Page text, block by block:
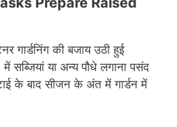
गार्डनिंग की बजाय उठी हुई
में सब्जियां या अन्य पौधे लगाना पसंद
के बाद सीजन के अंत में गार्डन में